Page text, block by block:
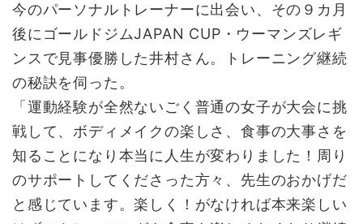
今のパーソナルトレーナーに出会い、その９カ月
後にゴールドジムJAPAN CUP・ウーマンズレギ
ンスで見事優勝した井村さん。トレーニング継続
の秘訣を伺った。
「運動経験が全然ないごく普通の女子が大会に挑
戦して、ボディメイクの楽しさ、食事の大事さを
知ることになり本当に人生が変わりました！周り
のサポートしてくださった方々、先生のおかげだ
と感じています。楽しく！がなければ本来楽しい